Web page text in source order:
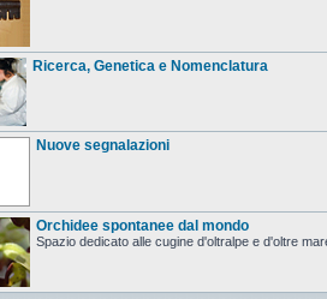
Ricerca, Genetica e Nomenclatura
Nuove segnalazioni
Orchidee spontanee dal mondo
Spazio dedicato alle cugine d'oltralpe e d'oltre